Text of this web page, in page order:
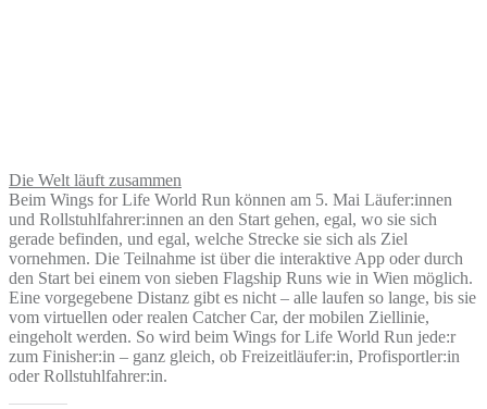
Die Welt läuft zusammen
Beim Wings for Life World Run können am 5. Mai Läufer:innen
und Rollstuhlfahrer:innen an den Start gehen, egal, wo sie sich
gerade befinden, und egal, welche Strecke sie sich als Ziel
vornehmen. Die Teilnahme ist über die interaktive App oder durch
den Start bei einem von sieben Flagship Runs wie in Wien möglich.
Eine vorgegebene Distanz gibt es nicht – alle laufen so lange, bis sie
vom virtuellen oder realen Catcher Car, der mobilen Ziellinie,
eingeholt werden. So wird beim Wings for Life World Run jede:r
zum Finisher:in – ganz gleich, ob Freizeitläufer:in, Profisportler:in
oder Rollstuhlfahrer:in.